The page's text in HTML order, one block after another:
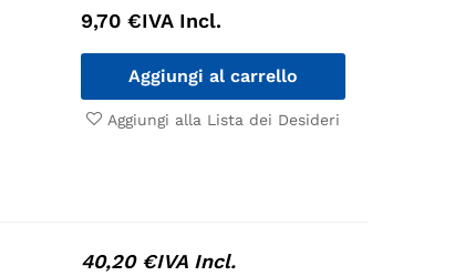
9,70 €IVA Incl.
Aggiungi al carrello
Aggiungi alla Lista dei Desideri
40,20 €IVA Incl.